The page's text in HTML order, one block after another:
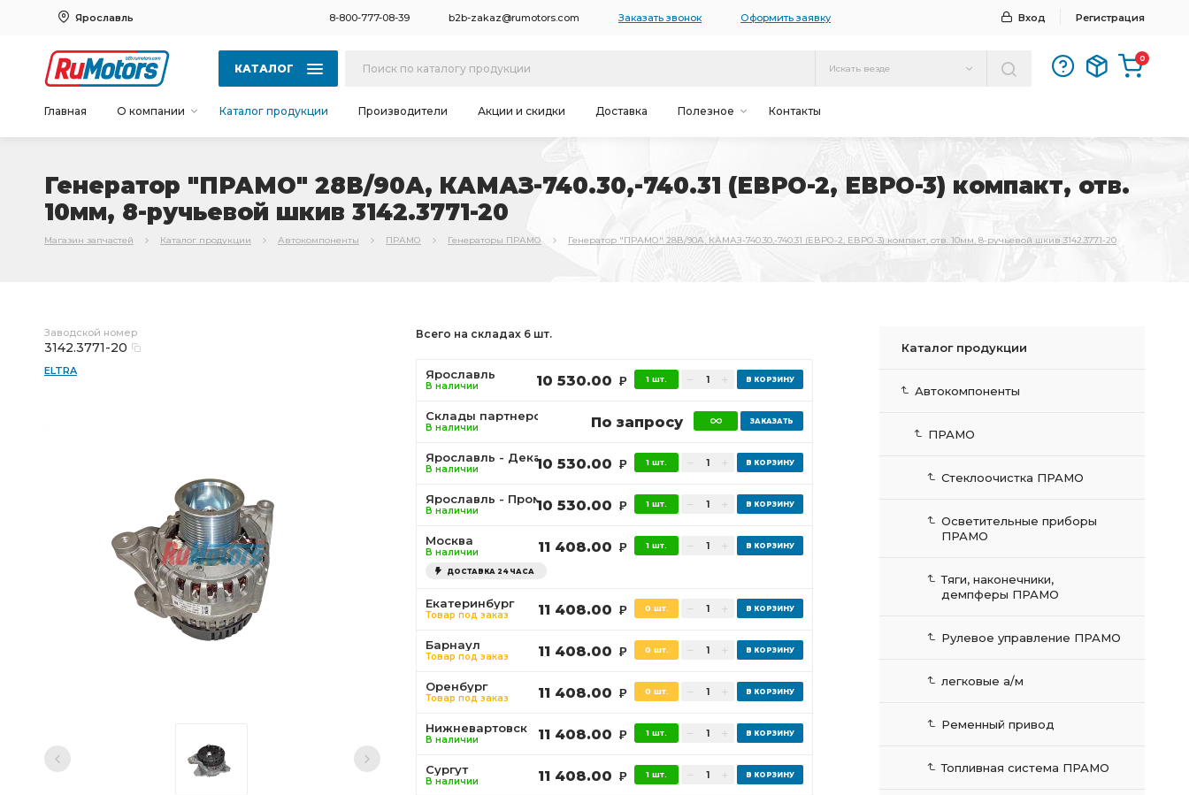
Ярославль 8-800-777-08-39 b2b-zakaz@rumotors.com Заказать звонок Оформить заявку Вход Регистрация
КАТАЛОГ Искать везде
0
Главная О компании Каталог продукции Производители Акции и скидки Доставка Полезное Контакты
Генератор "ПРАМО" 28В/90А, КАМАЗ-740.30,-740.31 (ЕВРО-2, ЕВРО-3) компакт, отв.
10мм, 8-ручьевой шкив 3142.3771-20
Магазин запчастей Каталог продукции Автокомпоненты ПРАМО Генераторы ПРАМО Генератор "ПРАМО" 28В/90А, КАМАЗ-740.30,-740.31 (ЕВРО-2, ЕВРО-3) компакт, отв. 10мм, 8-ручьевой шкив 3142.3771-20
Заводской номер
3142.3771-20
ELTRA
Всего на складах 6 шт.
Ярославль
В наличии 10 530.00 Р 1 шт.
Склады партнеров
В наличии По запросу
Ярославль - Декабристов
В наличии 10 530.00 Р 1 шт.
Ярославль - Промышленная
В наличии 10 530.00 Р 1 шт.
Москва
В наличии 11 408.00 Р 1 шт.
ДОСТАВКА 24 ЧАСА
Екатеринбург
Товар под заказ 11 408.00 Р 0 шт.
Барнаул
Товар под заказ 11 408.00 Р 0 шт.
Оренбург
Товар под заказ 11 408.00 Р 0 шт.
Нижневартовск
В наличии 11 408.00 Р 1 шт.
Сургут
В наличии 11 408.00 Р 1 шт.
Каталог продукции
Автокомпоненты
ПРАМО
Стеклоочистка ПРАМО
Осветительные приборы
ПРАМО
Тяги, наконечники,
демпферы ПРАМО
Рулевое управление ПРАМО
легковые а/м
Ременный привод
Топливная система ПРАМО